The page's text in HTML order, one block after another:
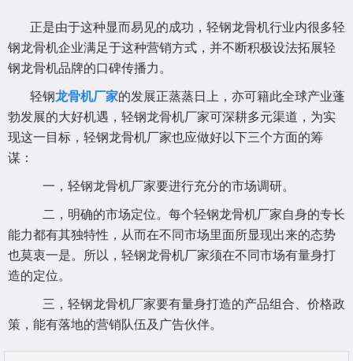
正是由于这种显而易见的成功，轻钢龙骨机行业内很多轻
钢龙骨机企业满足于这种营销方式，并不断积极设法拓展轻
钢龙骨机品牌的口碑传播力。
轻钢龙骨机厂家的发展正蒸蒸日上，亦可籍此全球产业蓬
勃发展的大好机遇，轻钢龙骨机厂家可深耕多元渠道，为实
现这一目标，轻钢龙骨机厂家也应做好以下三个方面的筹
谋：
一，轻钢龙骨机厂家要进行充分的市场调研。
二，明确的市场定位。每个轻钢龙骨机厂家自身的专长
能力都有其独特性，从而在不同市场里面所显现出来的态势
也莫衷一是。所以，轻钢龙骨机厂家须在不同市场有量身打
造的定位。
三，轻钢龙骨机厂家要有量身打造的产品组合、价格政
策，能有落地的营销队伍及广告伙伴。